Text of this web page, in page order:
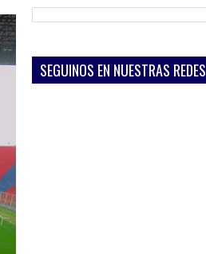
SEGUINOS EN NUESTRAS REDES